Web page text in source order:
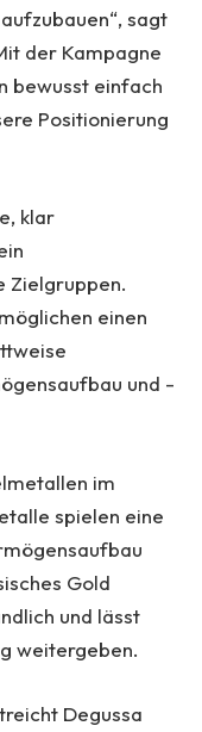
sagt
der Kampagne
bewusst einfach
Positionierung
klar
Zielgruppen.
einen
und -
im
spielen eine
Gold
und lässt
weitergeben.
Degussa